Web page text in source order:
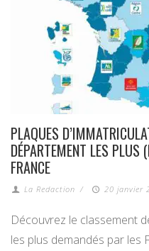
PLAQUES
DÉPARTEMENT LES PLUS
FRANCE
La Redaction / 20 janvier
Découvrez le classement
les plus demandés par les